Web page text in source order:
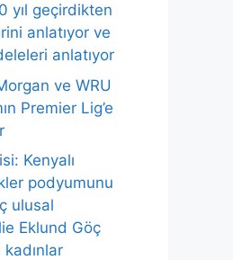
yıl geçirdikten
anlatıyor ve
anlatıyor
ve WRU
Premier Lig’e
Kenyalı
podyumunu
ulusal
Eklund Göç
kadınlar